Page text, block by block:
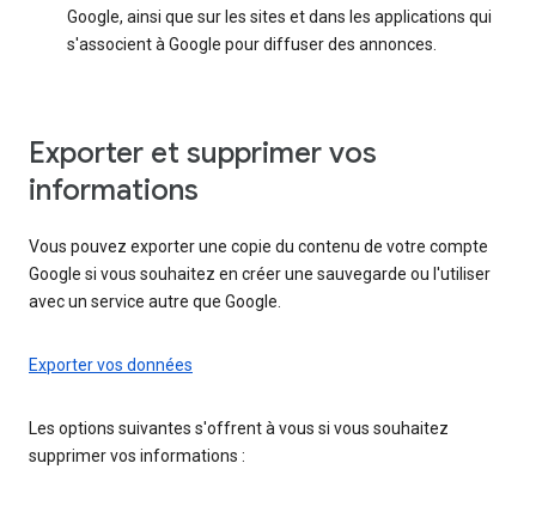
Google, ainsi que sur les sites et dans les applications qui
s'associent à Google pour diffuser des annonces.
Exporter et supprimer vos
informations
Vous pouvez exporter une copie du contenu de votre compte
Google si vous souhaitez en créer une sauvegarde ou l'utiliser
avec un service autre que Google.
Exporter vos données
Les options suivantes s'offrent à vous si vous souhaitez
supprimer vos informations :